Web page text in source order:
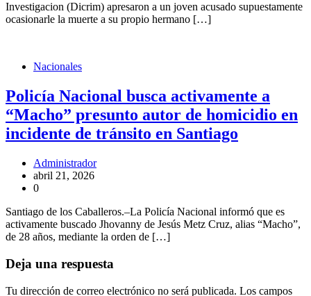
Investigacion (Dicrim) apresaron a un joven acusado supuestamente
ocasionarle la muerte a su propio hermano […]
Nacionales
Policía Nacional busca activamente a
“Macho” presunto autor de homicidio en
incidente de tránsito en Santiago
Administrador
abril 21, 2026
0
Santiago de los Caballeros.–La Policía Nacional informó que es
activamente buscado Jhovanny de Jesús Metz Cruz, alias “Macho”,
de 28 años, mediante la orden de […]
Deja una respuesta
Tu dirección de correo electrónico no será publicada. Los campos